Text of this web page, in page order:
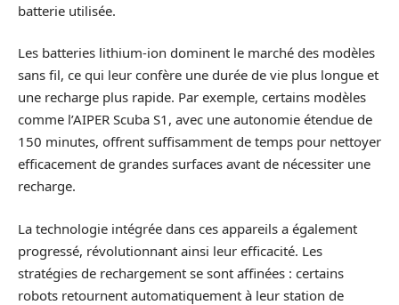
batterie utilisée.
Les batteries lithium-ion dominent le marché des modèles
sans fil, ce qui leur confère une durée de vie plus longue et
une recharge plus rapide. Par exemple, certains modèles
comme l’AIPER Scuba S1, avec une autonomie étendue de
150 minutes, offrent suffisamment de temps pour nettoyer
efficacement de grandes surfaces avant de nécessiter une
recharge.
La technologie intégrée dans ces appareils a également
progressé, révolutionnant ainsi leur efficacité. Les
stratégies de rechargement se sont affinées : certains
robots retournent automatiquement à leur station de